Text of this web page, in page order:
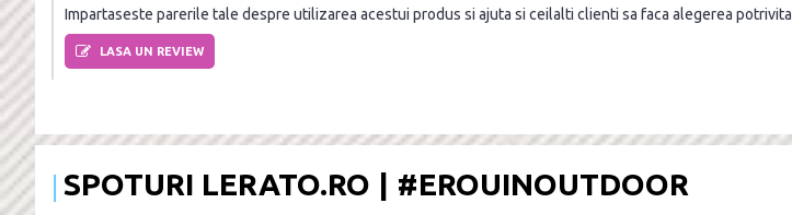
Impartaseste parerile tale despre utilizarea acestui produs si ajuta si ceilalti clienti sa faca alegerea potrivita
LASA UN REVIEW
SPOTURI LERATO.RO | #EROUINOUTDOOR